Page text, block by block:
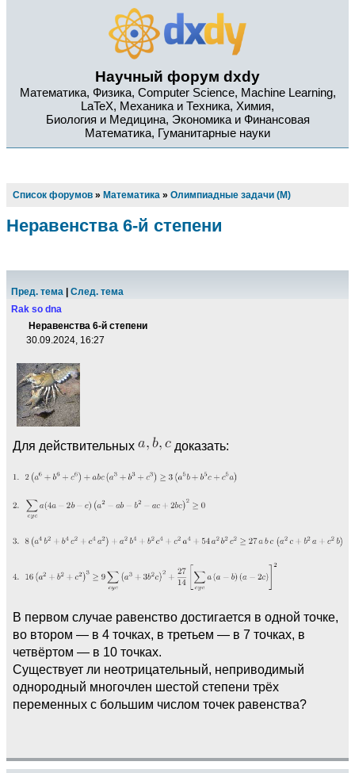
Научный форум dxdy
Математика, Физика, Computer Science, Machine Learning,
LaTeX, Механика и Техника, Химия,
Биология и Медицина, Экономика и Финансовая
Математика, Гуманитарные науки
Список форумов » Математика » Олимпиадные задачи (М)
Неравенства 6-й степени
Пред. тема
След. тема
Rak so dna
Неравенства 6-й степени
30.09.2024, 16:27
Для действительных доказать:
В первом случае равенство достигается в одной точке,
во втором — в 4 точках, в третьем — в 7 точках, в
четвёртом — в 10 точках.
Существует ли неотрицательный, неприводимый
однородный многочлен шестой степени трёх
переменных с большим числом точек равенства?